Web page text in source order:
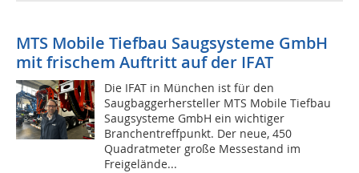
MTS Mobile Tiefbau Saugsysteme GmbH
mit frischem Auftritt auf der IFAT
Die IFAT in München ist für den
Saugbaggerhersteller MTS Mobile Tiefbau
Saugsysteme GmbH ein wichtiger
Branchentreffpunkt. Der neue, 450
Quadratmeter große Messestand im
Freigelände...